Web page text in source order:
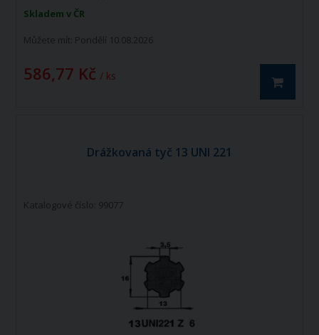
Skladem v ČR
Můžete mít: Pondělí 10.08.2026
586,77 Kč / ks
Drážkovaná tyč 13 UNI 221
Katalogové číslo: 99077